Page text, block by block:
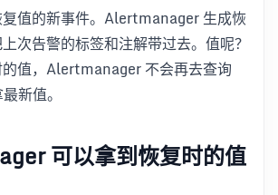
值的新事件。Alertmanager 生成恢
次告警的标签和注解带过去。值呢？
值，Alertmanager 不会再去查询
新值。
可以拿到恢复时的值